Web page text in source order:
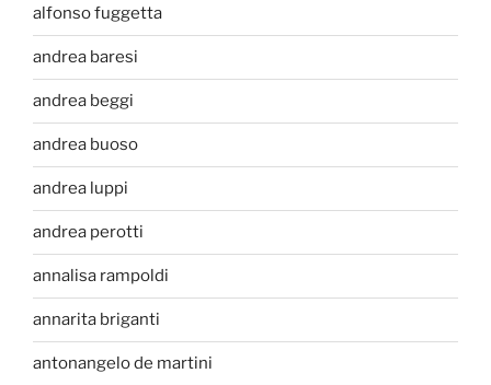
alfonso fuggetta
andrea baresi
andrea beggi
andrea buoso
andrea luppi
andrea perotti
annalisa rampoldi
annarita briganti
antonangelo de martini